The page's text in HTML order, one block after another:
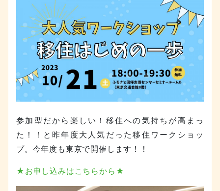
参加型だから楽しい！移住への気持ちが高まっ
た！！と昨年度大人気だった移住ワークショッ
プ。今年度も東京で開催します！！
★お申し込みはこちらから★